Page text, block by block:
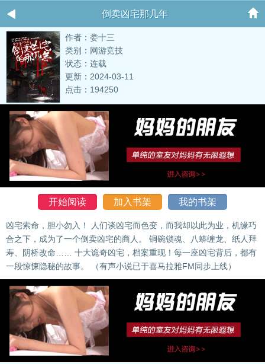
倒卖凶宅那几年
作者：娄十三
类别：网游竞技
状态：连载
更新：2024-03-11
点击：194250
开始阅读 加入书架 我的书架
凶宅索命，胆小勿入！ 人们谈凶宅而色变，而我却以此为业，机缘巧
合之下，成为了一个倒卖凶宅的商人。 铜碗锁魂、八蟒缠龙、纸人拜
寿、阴桥改命…… 十大诡奇凶宅，档案重现！每一座凶宅背后，都有
一段惊悚隐秘的故事。 （有声小说已于喜马拉雅FM同步上线）